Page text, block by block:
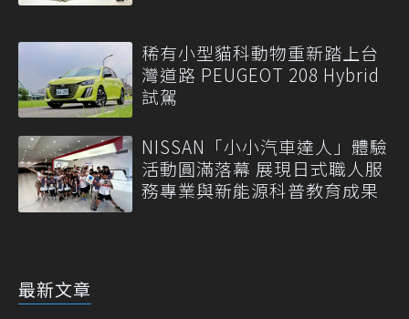
稀有小型貓科動物重新踏上台
灣道路 PEUGEOT 208 Hybrid
試駕
NISSAN「小小汽車達人」體驗
活動圓滿落幕 展現日式職人服
務專業與新能源科普教育成果
最新文章